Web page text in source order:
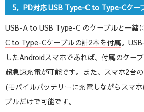
5．PD対応 USB Type-C to Type-Cケー
USB-A to USB Type-C のケーブルと一緒に
C to Type-Cケーブルの計2本を付属。
したAndroidスマホであれば、付属のケー
超急速充電が可能です。また、スマホ2台
(モバイルバッテリーに充電しながらスマ
ブルだけで可能です。